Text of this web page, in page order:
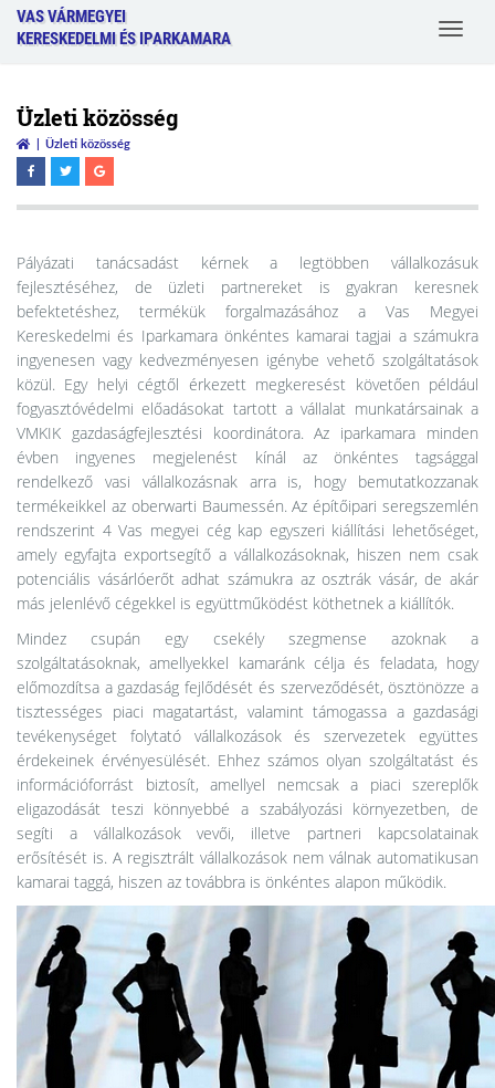
VAS VÁRMEGYEI
KERESKEDELMI ÉS IPARKAMARA
Toggle
Üzleti közösség
Üzleti közösség
Pályázati tanácsadást kérnek a legtöbben vállalkozásuk
fejlesztéséhez, de üzleti partnereket is gyakran keresnek
befektetéshez, termékük forgalmazásához a Vas Megyei
Kereskedelmi és Iparkamara önkéntes kamarai tagjai a számukra
ingyenesen vagy kedvezményesen igénybe vehető szolgáltatások
közül. Egy helyi cégtől érkezett megkeresést követően például
fogyasztóvédelmi előadásokat tartott a vállalat munkatársainak a
VMKIK gazdaságfejlesztési koordinátora. Az iparkamara minden
évben ingyenes megjelenést kínál az önkéntes tagsággal
rendelkező vasi vállalkozásnak arra is, hogy bemutatkozzanak
termékeikkel az oberwarti Baumessén. Az építőipari seregszemlén
rendszerint 4 Vas megyei cég kap egyszeri kiállítási lehetőséget,
amely egyfajta exportsegítő a vállalkozásoknak, hiszen nem csak
potenciális vásárlóerőt adhat számukra az osztrák vásár, de akár
más jelenlévő cégekkel is együttműködést köthetnek a kiállítók.
Mindez csupán egy csekély szegmense azoknak a
szolgáltatásoknak, amellyekkel kamaránk célja és feladata, hogy
előmozdítsa a gazdaság fejlődését és szerveződését, ösztönözze a
tisztességes piaci magatartást, valamint támogassa a gazdasági
tevékenységet folytató vállalkozások és szervezetek együttes
érdekeinek érvényesülését. Ehhez számos olyan szolgáltatást és
információforrást biztosít, amellyel nemcsak a piaci szereplők
eligazodását teszi könnyebbé a szabályozási környezetben, de
segíti a vállalkozások vevői, illetve partneri kapcsolatainak
erősítését is. A regisztrált vállalkozások nem válnak automatikusan
kamarai taggá, hiszen az továbbra is önkéntes alapon működik.